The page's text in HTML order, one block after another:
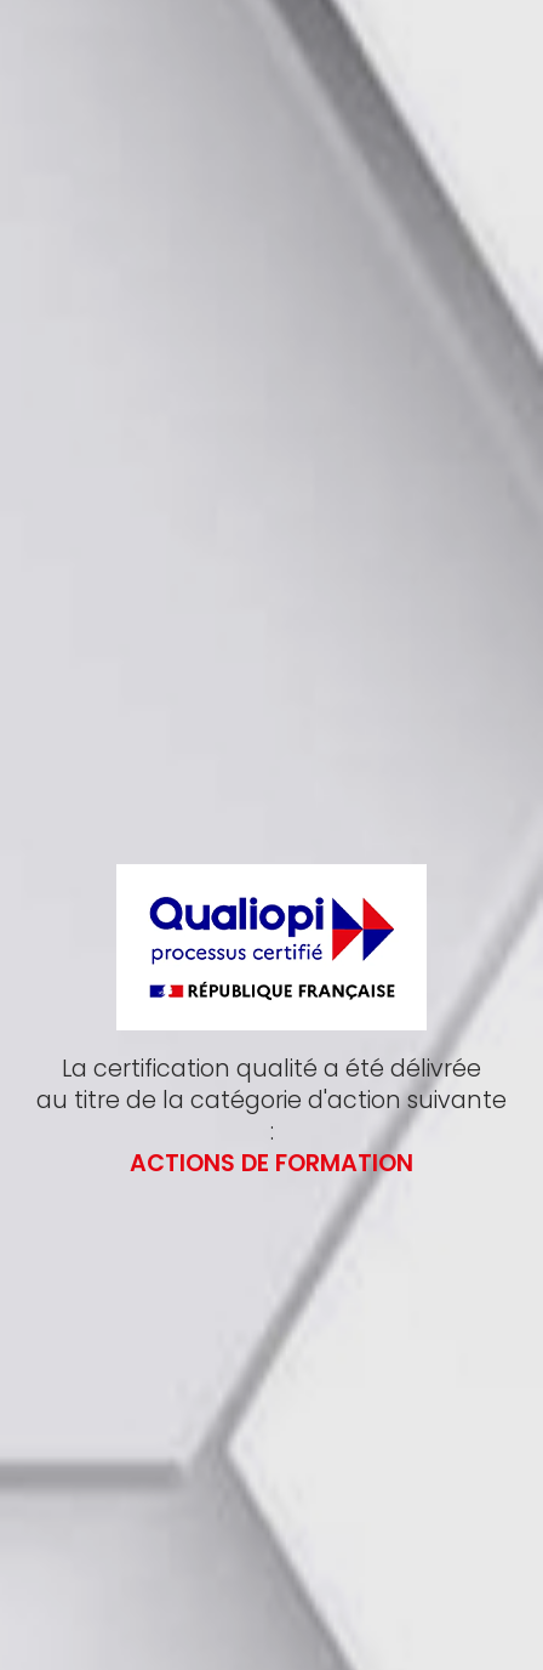
La certification qualité a été délivrée
au titre de la catégorie d'action suivante
:
ACTIONS DE FORMATION